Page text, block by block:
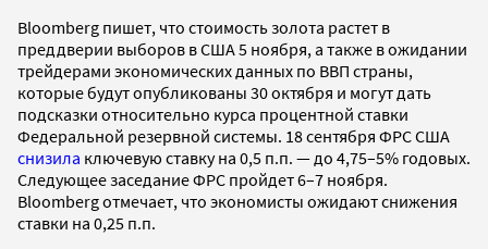
Bloomberg пишет, что стоимость золота растет в
преддверии выборов в США 5 ноября, а также в ожидании
трейдерами экономических данных по ВВП страны,
которые будут опубликованы 30 октября и могут дать
подсказки относительно курса процентной ставки
Федеральной резервной системы. 18 сентября ФРС США
снизила ключевую ставку на 0,5 п.п. — до 4,75–5% годовых.
Следующее заседание ФРС пройдет 6–7 ноября.
Bloomberg отмечает, что экономисты ожидают снижения
ставки на 0,25 п.п.